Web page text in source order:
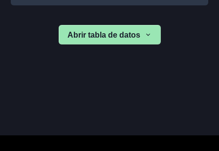
Abrir tabla de datos